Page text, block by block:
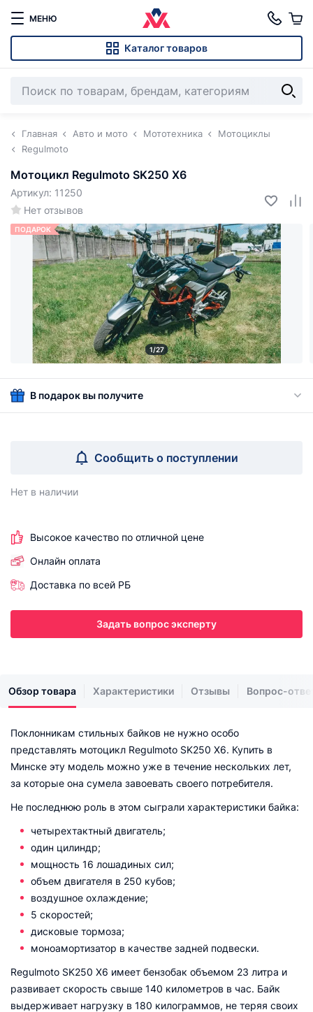
МЕНЮ
Каталог товаров
Главная Авто и мото Мототехника
Мотоциклы
Regulmoto
Мотоцикл Regulmoto SK250 X6
Нет отзывов
Артикул: 11250
ПОДАРОК
1/27
В подарок вы получите
Сообщить о поступлении
Нет в наличии
Высокое качество по отличной цене
Онлайн оплата
Доставка по всей РБ
Задать вопрос эксперту
Обзор товара Характеристики Отзывы Вопрос-
Поклонникам стильных байков не нужно особо
представлять мотоцикл Regulmoto SK250 X6. Купить в
Минске эту модель можно уже в течение нескольких лет,
за которые она сумела завоевать своего потребителя.
Не последнюю роль в этом сыграли характеристики байка:
четырехтактный двигатель;
один цилиндр;
мощность 16 лошадиных сил;
объем двигателя в 250 кубов;
воздушное охлаждение;
5 скоростей;
дисковые тормоза;
моноамортизатор в качестве задней подвески.
Regulmoto SK250 X6 имеет бензобак объемом 23 литра и
развивает скорость свыше 140 километров в час. Байк
выдерживает нагрузку в 180 килограммов, не теряя своих